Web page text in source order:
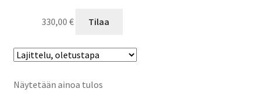
330,00 € Tilaa
Näytetään ainoa tulos